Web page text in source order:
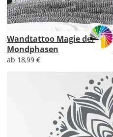
Wandtattoo Magie der
Mondphasen
ab 18,99 €